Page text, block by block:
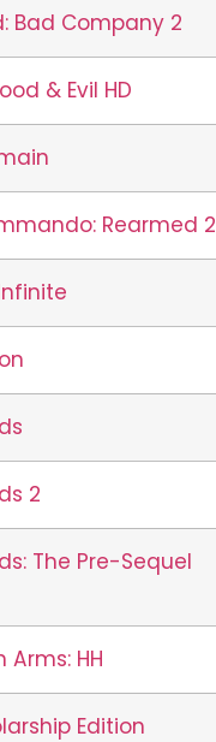
Bad Company 2
& Evil HD
Rearmed 2
2
The Pre-Sequel
Arms: HH
Edition